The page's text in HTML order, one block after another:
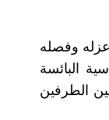
وفصله
البائسة
الطرفين